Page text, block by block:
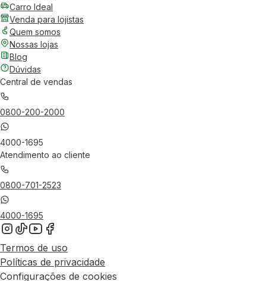
Carro Ideal
Venda para lojistas
Quem somos
Nossas lojas
Blog
Dúvidas
Central de vendas
0800-200-2000
4000-1695
Atendimento ao cliente
0800-701-2523
4000-1695
Termos de uso
Políticas de privacidade
Configurações de cookies